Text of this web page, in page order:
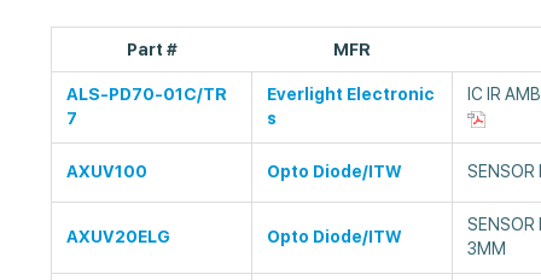
Part # MFR
ALS-PD70-01C/TR
7
Everlight Electronic
s
IC IR
AXUV100 Opto Diode/ITW SENSOR
AXUV20ELG Opto Diode/ITW
SENSOR
3MM